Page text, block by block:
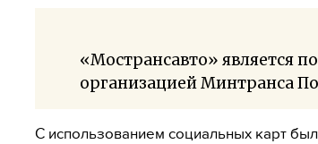
«Мострансавто» является
организацией Минтранса
С использованием социальных карт